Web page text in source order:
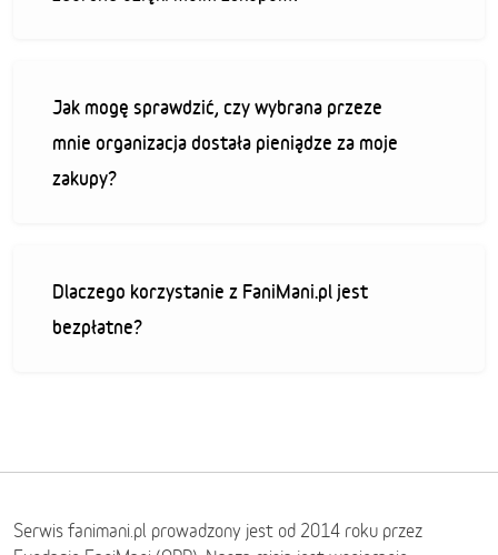
Jak mogę sprawdzić, czy wybrana przeze
mnie organizacja dostała pieniądze za moje
zakupy?
Dlaczego korzystanie z FaniMani.pl jest
bezpłatne?
Serwis fanimani.pl prowadzony jest od 2014 roku przez